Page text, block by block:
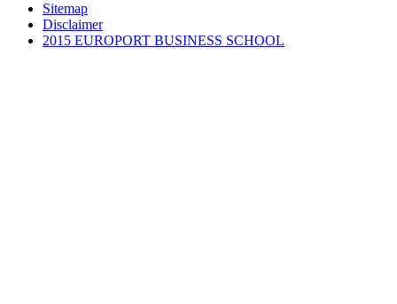
Sitemap
Disclaimer
2015 EUROPORT BUSINESS SCHOOL